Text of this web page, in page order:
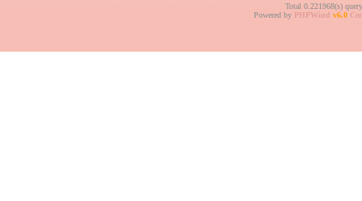
Total 0.221968(s)
Powered by PHPWind v6.0